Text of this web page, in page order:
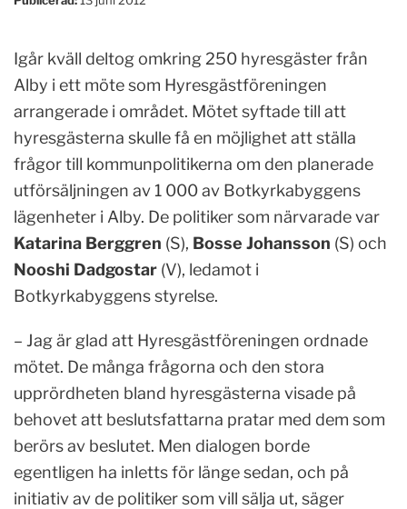
Igår kväll deltog omkring 250 hyresgäster från
Alby i ett möte som Hyresgästföreningen
arrangerade i området. Mötet syftade till att
hyresgästerna skulle få en möjlighet att ställa
frågor till kommunpolitikerna om den planerade
utförsäljningen av 1 000 av Botkyrkabyggens
lägenheter i Alby. De politiker som närvarade var
Katarina Berggren (S), Bosse Johansson (S) och
Nooshi Dadgostar (V), ledamot i
Botkyrkabyggens styrelse.
– Jag är glad att Hyresgästföreningen ordnade
mötet. De många frågorna och den stora
upprördheten bland hyresgästerna visade på
behovet att beslutsfattarna pratar med dem som
berörs av beslutet. Men dialogen borde
egentligen ha inletts för länge sedan, och på
initiativ av de politiker som vill sälja ut, säger